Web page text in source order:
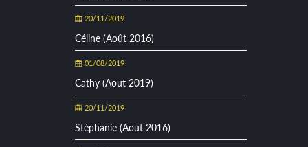
20/11/2019
Céline (Août 2016)
01/08/2019
Cathy (Aout 2019)
20/11/2019
Stéphanie (Aout 2016)